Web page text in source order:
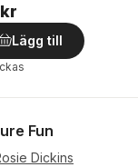
Lägg till
Fun
Dickins